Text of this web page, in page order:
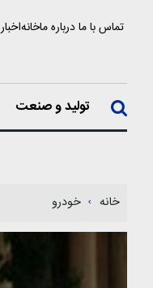
تماس با مادرباره ماخانهاخبار
تولید و صنعت
خانه خودرو